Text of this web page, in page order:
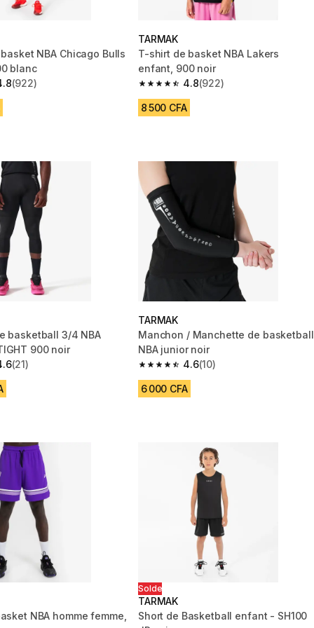
NBA Chicago Bulls
blanc
stars from 922 reviews
(922)
TARMAK
T-shirt de basket NBA Lakers
enfant, 900 noir
4.8
4.8 out of 5 stars from 922 reviews
(922)
8 500 CFA
basketball 3/4 NBA
900 noir
stars from 21 reviews
(21)
TARMAK
Manchon / Manchette de basketball
NBA junior noir
4.6
4.6 out of 5 stars from 10 reviews
(10)
6 000 CFA
NBA homme femme,
Solde
TARMAK
Short de Basketball enfant - SH100